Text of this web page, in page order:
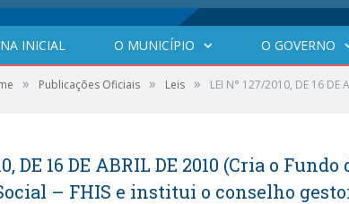
INICIAL O MUNICÍPIO O GOVERNO
» Publicações Oficiais » Leis » LEI N° 127/2010, DE 16
DE 16 DE ABRIL DE 2010 (Cria o
– FHIS e institui o conselho